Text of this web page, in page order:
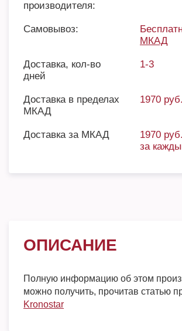
производителя:
Самовывоз:
МКАД
Доставка, кол-во
дней
1-3
Доставка в пределах
МКАД
1970 руб.
Доставка за МКАД
1970
за
ОПИСАНИЕ
Полную информацию об этом
можно получить, прочитав статью
Kronostar